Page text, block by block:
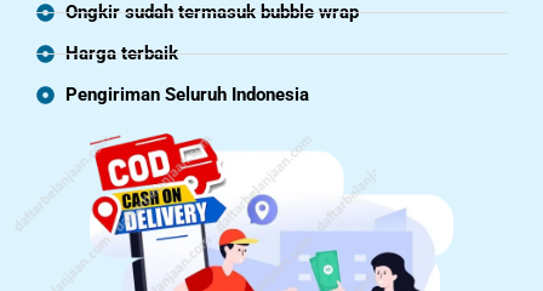
Ongkir sudah termasuk bubble wrap
Harga terbaik
Pengiriman Seluruh Indonesia